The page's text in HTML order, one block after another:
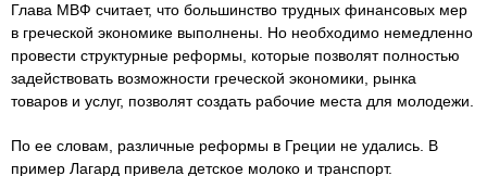
Глава МВФ считает, что большинство трудных финансовых мер
в греческой экономике выполнены. Но необходимо немедленно
провести структурные реформы, которые позволят полностью
задействовать возможности греческой экономики, рынка
товаров и услуг, позволят создать рабочие места для молодежи.
По ее словам, различные реформы в Греции не удались. В
пример Лагард привела детское молоко и транспорт.